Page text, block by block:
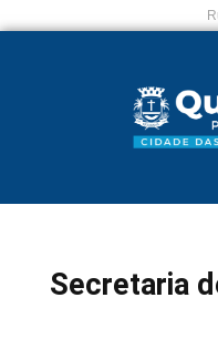
Secretaria